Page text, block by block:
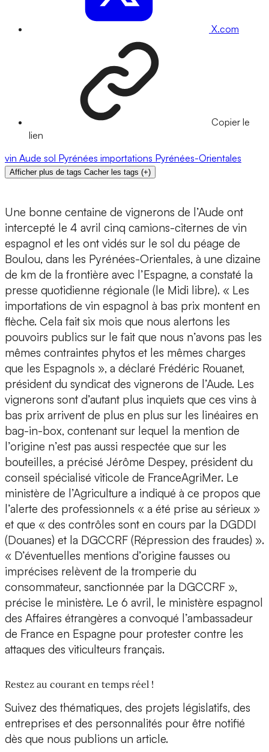
X.com
Copier le
lien
vin Aude sol Pyrénées importations Pyrénées-Orientales
Afficher plus de tags Cacher les tags (+)
Une bonne centaine de vignerons de l’Aude ont
intercepté le 4 avril cinq camions-citernes de vin
espagnol et les ont vidés sur le sol du péage de
Boulou, dans les Pyrénées-Orientales, à une dizaine
de km de la frontière avec l’Espagne, a constaté la
presse quotidienne régionale (le Midi libre). « Les
importations de vin espagnol à bas prix montent en
flèche. Cela fait six mois que nous alertons les
pouvoirs publics sur le fait que nous n’avons pas les
mêmes contraintes phytos et les mêmes charges
que les Espagnols », a déclaré Frédéric Rouanet,
président du syndicat des vignerons de l’Aude. Les
vignerons sont d’autant plus inquiets que ces vins à
bas prix arrivent de plus en plus sur les linéaires en
bag-in-box, contenant sur lequel la mention de
l’origine n’est pas aussi respectée que sur les
bouteilles, a précisé Jérôme Despey, président du
conseil spécialisé viticole de FranceAgriMer. Le
ministère de l’Agriculture a indiqué à ce propos que
l’alerte des professionnels « a été prise au sérieux »
et que « des contrôles sont en cours par la DGDDI
(Douanes) et la DGCCRF (Répression des fraudes) ».
« D’éventuelles mentions d’origine fausses ou
imprécises relèvent de la tromperie du
consommateur, sanctionnée par la DGCCRF »,
précise le ministère. Le 6 avril, le ministère espagnol
des Affaires étrangères a convoqué l’ambassadeur
de France en Espagne pour protester contre les
attaques des viticulteurs français.
Restez au courant en temps réel !
Suivez des thématiques, des projets législatifs, des
entreprises et des personnalités pour être notifié
dès que nous publions un article.